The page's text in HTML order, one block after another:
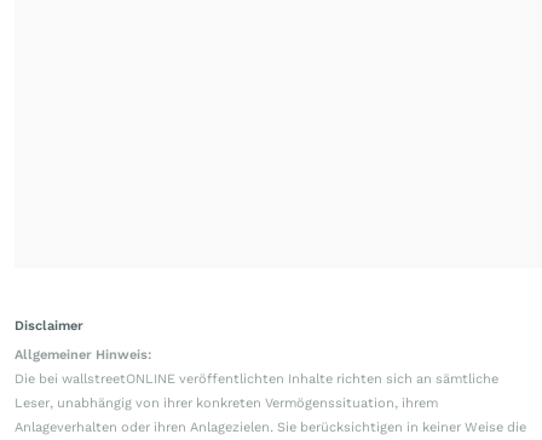
Disclaimer
Allgemeiner Hinweis:
Die bei wallstreetONLINE veröffentlichten Inhalte richten sich an sämtliche
Leser, unabhängig von ihrer konkreten Vermögenssituation, ihrem
Anlageverhalten oder ihren Anlagezielen. Sie berücksichtigen in keiner Weise die